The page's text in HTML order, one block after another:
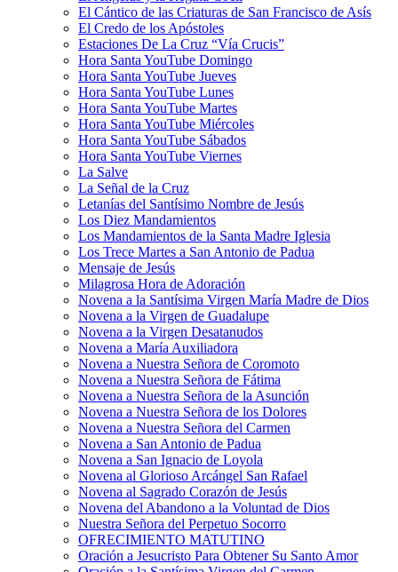
El Cántico de las Criaturas de San Francisco de Asís
El Credo de los Apóstoles
Estaciones De La Cruz “Vía Crucis”
Hora Santa YouTube Domingo
Hora Santa YouTube Jueves
Hora Santa YouTube Lunes
Hora Santa YouTube Martes
Hora Santa YouTube Miércoles
Hora Santa YouTube Sábados
Hora Santa YouTube Viernes
La Salve
La Señal de la Cruz
Letanías del Santísimo Nombre de Jesús
Los Diez Mandamientos
Los Mandamientos de la Santa Madre Iglesia
Los Trece Martes a San Antonio de Padua
Mensaje de Jesús
Milagrosa Hora de Adoración
Novena a la Santísima Virgen María Madre de Dios
Novena a la Virgen de Guadalupe
Novena a la Virgen Desatanudos
Novena a María Auxiliadora
Novena a Nuestra Señora de Coromoto
Novena a Nuestra Señora de Fátima
Novena a Nuestra Señora de la Asunción
Novena a Nuestra Señora de los Dolores
Novena a Nuestra Señora del Carmen
Novena a San Antonio de Padua
Novena a San Ignacio de Loyola
Novena al Glorioso Arcángel San Rafael
Novena al Sagrado Corazón de Jesús
Novena del Abandono a la Voluntad de Dios
Nuestra Señora del Perpetuo Socorro
OFRECIMIENTO MATUTINO
Oración a Jesucristo Para Obtener Su Santo Amor